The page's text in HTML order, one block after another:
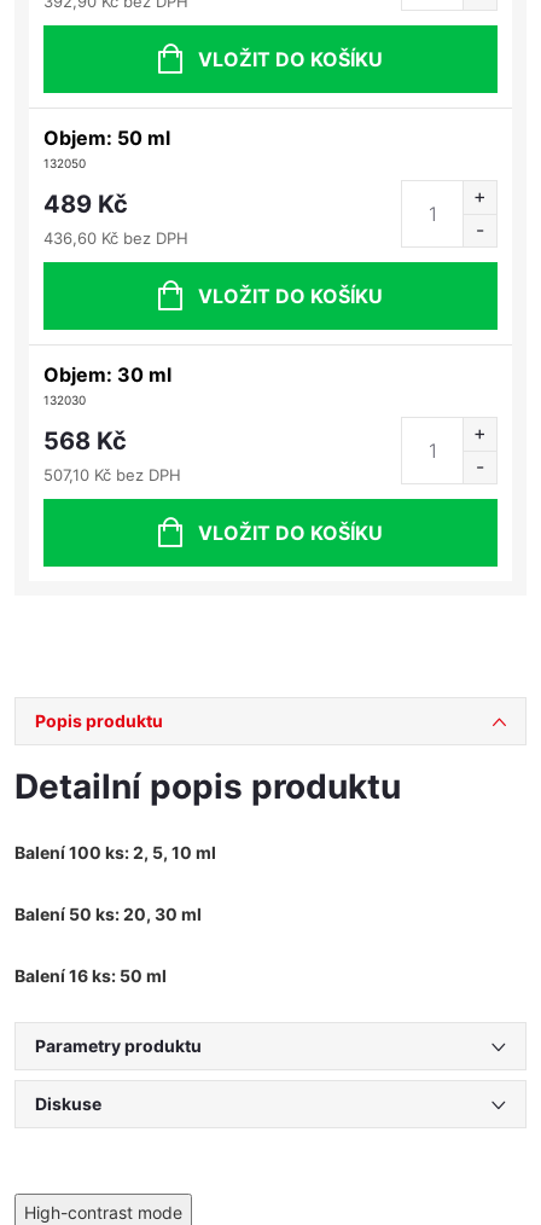
VLOŽIT DO KOŠÍKU
Objem: 50 ml
132050
489 Kč
436,60 Kč bez DPH
VLOŽIT DO KOŠÍKU
Objem: 30 ml
132030
568 Kč
507,10 Kč bez DPH
VLOŽIT DO KOŠÍKU
Popis produktu
Detailní popis produktu
Balení 100 ks: 2, 5, 10 ml
Balení 50 ks: 20, 30 ml
Balení 16 ks: 50 ml
Parametry produktu
Diskuse
High-contrast mode